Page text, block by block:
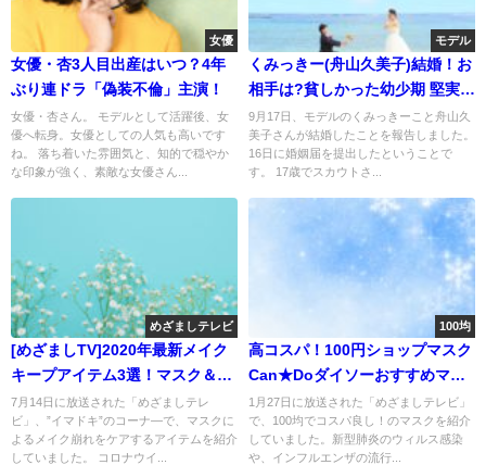
女優
女優・杏3人目出産はいつ？4年
ぶり連ドラ「偽装不倫」主演！
女優・杏さん。 モデルとして活躍後、女
優へ転身。女優としての人気も高いです
ね。 落ち着いた雰囲気と、知的で穏やか
な印象が強く、素敵な女優さん...
モデル
くみっきー(舟山久美子)結婚！お
相手は?貧しかった幼少期 堅実
派?
9月17日、モデルのくみっきーこと舟山久
美子さんが結婚したことを報告しました。
16日に婚姻届を提出したということで
す。 17歳でスカウトさ...
めざましテレビ
[めざましTV]2020年最新メイク
キープアイテム3選！マスク＆猛
暑対策
7月14日に放送された「めざましテレ
ビ」、”イマドキ”のコーナ―で、マスクに
よるメイク崩れをケアするアイテムを紹介
していました。 コロナウイ...
100均
高コスパ！100円ショップマスク
Can★Doダイソーおすすめマス
ク
1月27日に放送された「めざましテレビ」
で、100均でコスパ良し！のマスクを紹介
していました。新型肺炎のウィルス感染
や、インフルエンザの流行...